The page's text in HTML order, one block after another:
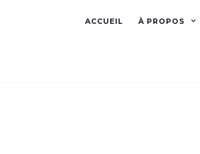
ACCUEIL À PROPOS